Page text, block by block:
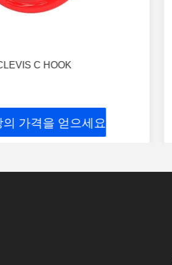
C HOOK
의 가격을 얻으세요